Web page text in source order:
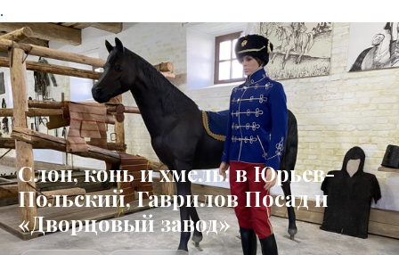
.
Слон, конь и хмель: в Юрьев-
Польский, Гаврилов Посад и
«Дворцовый завод»